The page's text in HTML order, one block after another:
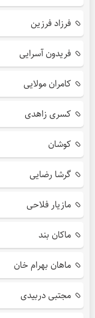
فرزاد فرزین
فریدون آسرایی
کامران مولایی
کسری زاهدی
کوشان
گرشا رضایی
مازیار فلاحی
ماکان بند
ماهان بهرام خان
مجتبی دربیدی